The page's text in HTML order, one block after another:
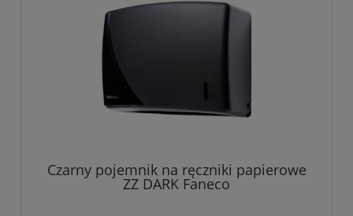
Czarny pojemnik na ręczniki papierowe
ZZ DARK Faneco